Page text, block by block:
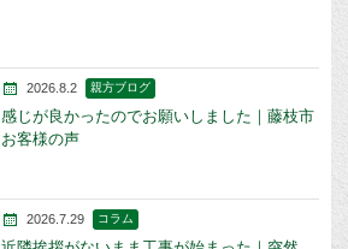
2026.8.2 親方ブログ
感じが良かったのでお願いしました｜藤枝市
お客様の声
2026.7.29 コラム